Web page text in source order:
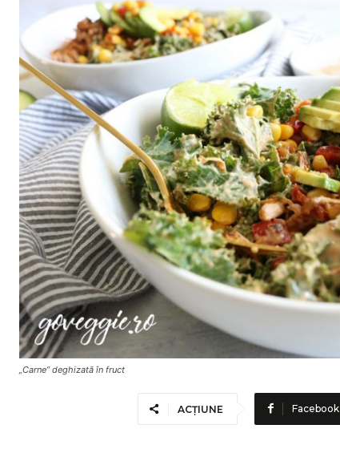
„Carne” deghizată în fruct
ACȚIUNE Facebook